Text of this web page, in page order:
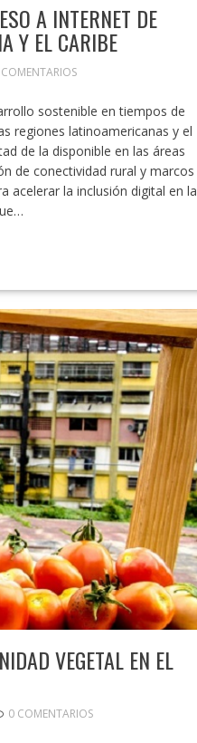
A INTERNET DE
Y EL CARIBE
sostenible en tiempos de
regiones latinoamericanas y el
de la disponible en las áreas
de conectividad rural y marcos
acelerar la inclusión digital en la
VEGETAL EN EL
0 COMENTARIOS